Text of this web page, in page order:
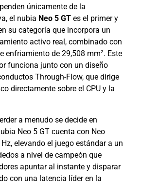
únicamente de la
el nubia Neo 5 GT es el primer y
su categoría que incorpora un
activo real, combinado con
enfriamiento de 29,508 mm². Este
funciona junto con un diseño
Through-Flow, que dirige
directamente sobre el CPU y la
a menudo se decide en
Neo 5 GT cuenta con Neo
elevando el juego estándar a un
a nivel de campeón que
apuntar al instante y disparar
con una latencia líder en la